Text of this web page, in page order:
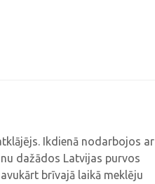
Ikdienā nodarbojos ar
dažādos Latvijas purvos
brīvajā laikā meklēju